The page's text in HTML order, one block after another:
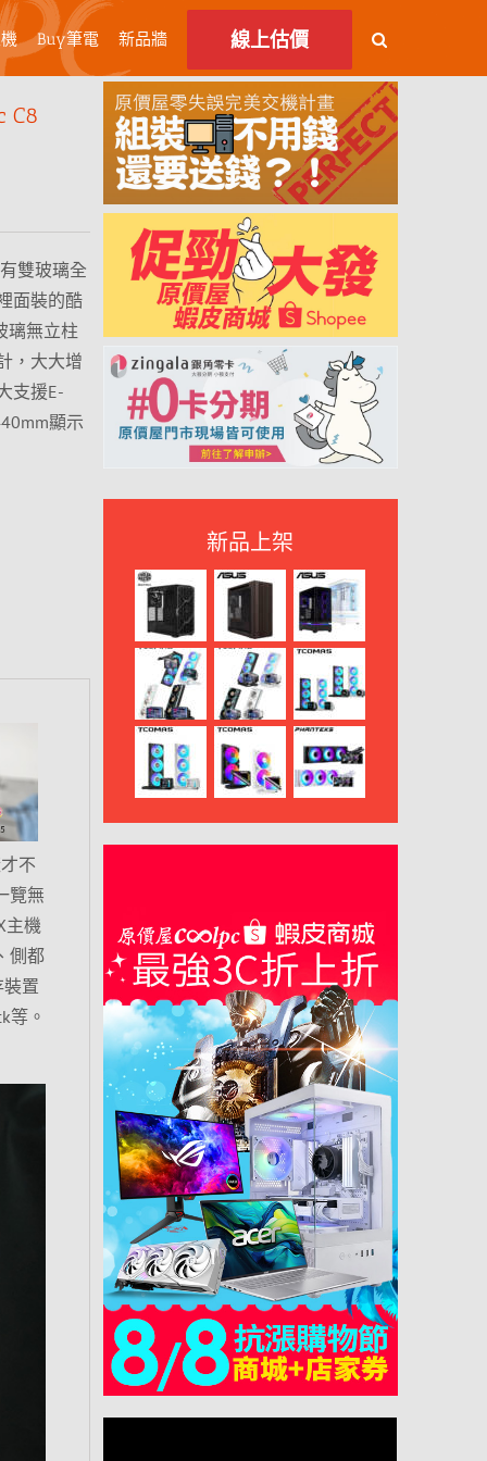
Buy筆電 新品牆 線上估價
C8
雙玻璃全
面裝的酷
璃無立柱
，大大增
支援E-
顯示
不
覽無
主機
側都
置
等。
新品上架